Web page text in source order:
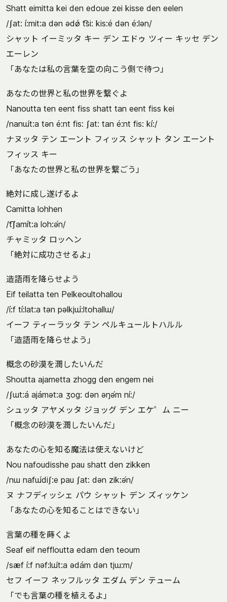
Shatt eimitta kei den edoue zei kisse den eelen
/ʃat: í:mit:a dən ədǿ t͡si: kis:é dən é:lən/
シャット イーミッタ キー デン エドゥ ツィー キッセ デン
エーレン
「あなたは私の言葉を空の向こう側で待つ」
あなたの世界と私の世界を繋ぐよ
Nanoutta ten eent fiss shatt tan eent fiss kei
/nanɯ́t:a tən é:nt fis: ʃat: tan é:nt fis: kí:/
ナヌッタ テン エーント フィッス シャット タン エーント
フィッス キー
「あなたの世界と私の世界を繋ごう」
絶対に成し遂げるよ
Camitta lohhen
/t͡ʃamít:a loh:ə́n/
チャミッタ ロッヘン
「絶対に成功させるよ」
造語雨を降らせよう
Eif teilatta ten Pelkeoultohallou
/í:f tí:lat:a tən pəlkjɯ́:ltohallɯ/
イーフ ティーラッタ テン ペルキュールトハルル
「造語雨を降らせよう」
概念の砂漠を潤したいんだ
Shoutta ajametta zhogg den engem nei
/ʃɯt:á ajámət:a ʒog: dən əŋə́m ní:/
シュッタ アヤメッタ ジョッグ デン エケ゜ム ニー
「概念の砂漠を潤したいんだ」
あなたの心を知る魔法は使えないけど
Nou nafoudisshe pau shatt den zikken
/nɯ nafɯ́diʃ:e pau ʃat: dən zik:ə́n/
ヌ ナフディッシェ パウ シャット デン ズィッケン
「あなたの心を知ることはできない」
言葉の種を蒔くよ
Seaf eif neffloutta edam den teoum
/sæf í:f nəf:lɯ́t:a ədám dən tjɯ:m/
セフ イーフ ネッフルッタ エダム デン テューム
「でも言葉の種を植えるよ」